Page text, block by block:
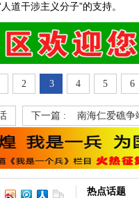
道干涉主义分子”的支持。
2 3 4 5 6
下一篇 : 南海仁爱礁争
热点话题